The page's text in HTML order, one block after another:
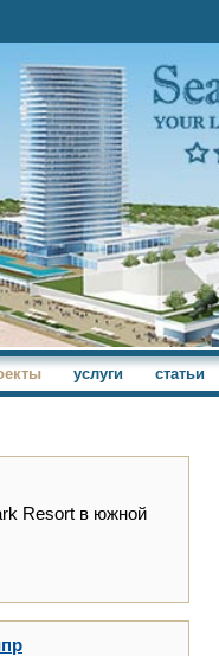
услуги статьи
Resort в южной